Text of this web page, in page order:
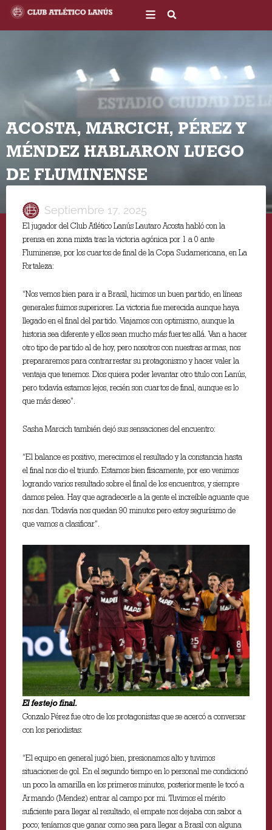
contenido
ACOSTA, MARCICH, PÉREZ Y
MÉNDEZ HABLARON LUEGO
DE FLUMINENSE
Septiembre 17, 2025
El jugador del Club Atlético Lanús Lautaro Acosta habló con la
prensa en zona mixta tras la victoria agónica por 1 a 0 ante
Fluminense, por los cuartos de final de la Copa Sudamericana, en La
Fortaleza:
“Nos vemos bien para ir a Brasil, hicimos un buen partido, en líneas
generales fuimos superiores. La victoria fue merecida aunque haya
llegado en el final del partido. Viajamos con optimismo, aunque la
historia sea diferente y ellos sean mucho más fuertes allá. Van a hacer
otro tipo de partido al de hoy, pero nosotros con nuestras armas, nos
prepararemos para contrarrestar su protagonismo y hacer valer la
ventaja que tenemos. Dios quiera poder levantar otro titulo con Lanús,
pero todavía estamos lejos, recién son cuartos de final, aunque es lo
que más deseo”.
Sasha Marcich también dejó sus sensaciones del encuentro:
“El balance es positivo, merecimos el resultado y la constancia hasta
el final nos dio el triunfo. Estamos bien físicamente, por eso venimos
logrando varios resultado sobre el final de los encuentros, y siempre
damos pelea. Hay que agradecerle a la gente el increíble aguante que
nos dan. Todavía nos quedan 90 minutos pero estoy segurísimo de
que vamos a clasificar”.
El festejo final.
Gonzalo Pérez fue otro de los protagonistas que se acercó a conversar
con los periodistas:
“El equipo en general jugó bien, presionamos alto y tuvimos
situaciones de gol. En el segundo tiempo en lo personal me condicionó
un poco la amarilla en los primeros minutos, posteriormente le tocó a
Armando (Mendez) entrar al campo por mi. Tuvimos el mérito
suficiente para llegar al resultado, el empate nos dejaba con sabor a
poco; teníamos que ganar como sea para llegar a Brasil con alguna